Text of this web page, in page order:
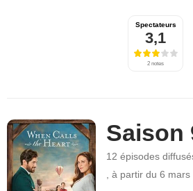
Spectateurs
3,1
2 notes
Saison
12 épisodes
,à partir du6 mars